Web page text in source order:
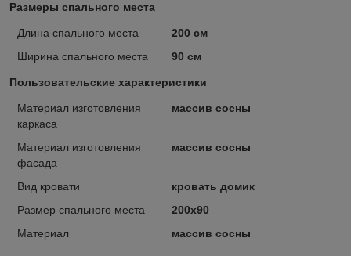
Размеры спального места
Длина спального места
200 см
Ширина спального места
90 см
Пользовательские характеристики
Материал изготовления
каркаса
массив сосны
Материал изготовления
фасада
массив сосны
Вид кровати
кровать домик
Размер спального места
200х90
Материал
массив сосны